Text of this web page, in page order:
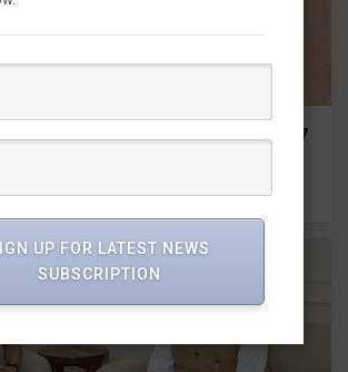
की विभिन्न विकास योजनाओं के लिए 1967
Viri Gairola
UP FOR LATEST NEWS
SUBSCRIPTION